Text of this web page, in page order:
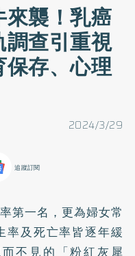
襲！乳癌
查引重視
存、心理
2024/3/29
追蹤訂閱
第一名，更為婦女常
率及死亡率皆逐年緩
不見的「粉紅灰犀